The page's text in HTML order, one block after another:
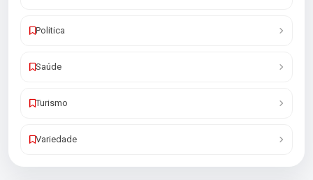
Politica
Saúde
Turismo
Variedade